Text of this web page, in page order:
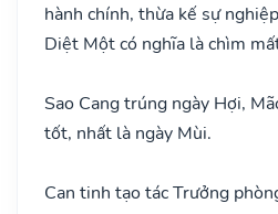
hành chính, thừa kế sự
Diệt Một có nghĩa là chìm
Sao Cang trúng ngày Hợi,
tốt, nhất là ngày Mùi.
Can tinh tạo tác Trưởng